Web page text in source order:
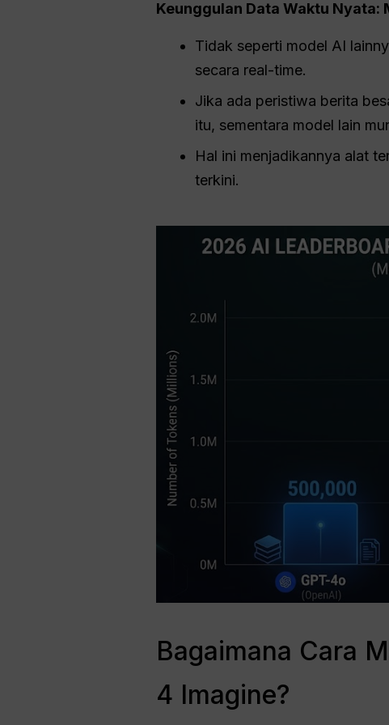
Keunggulan Data Waktu Nyata:
Tidak seperti model AI
secara real-time.
Jika ada peristiwa berita
itu, sementara model lain
Hal ini menjadikannya alat
terkini.
Bagaimana Cara
4 Imagine?